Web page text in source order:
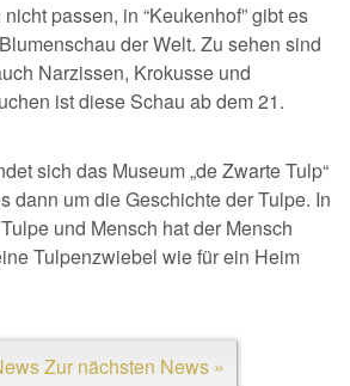
passen, in “Keukenhof” gibt es
der Welt. Zu sehen sind
Narzissen, Krokusse und
ist diese Schau ab dem 21.
sich das Museum „de Zwarte Tulp“
dann um die Geschichte der Tulpe. In
und Mensch hat der Mensch
Tulpenzwiebel wie für ein Heim
Zur nächsten News »